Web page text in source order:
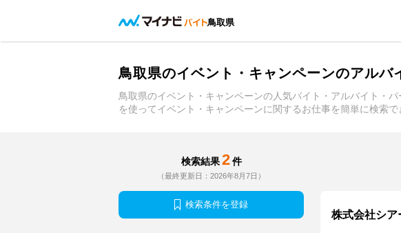
鳥取県
鳥取県のイベント・キャンペーンのアルバ
鳥取県のイベント・キャンペーンの人気バイト・アルバイト・
を使ってイベント・キャンペーンに関するお仕事を簡単に検索
検索結果 2 件
（最終更新日：2026年8月7日）
検索条件を登録
株式会社シア